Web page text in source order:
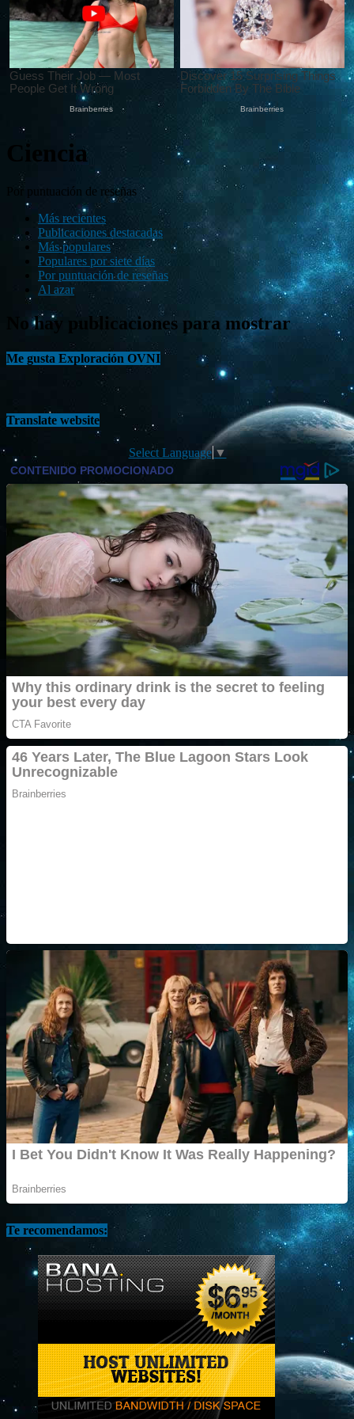
Ciencia
Por puntuación de reseñas
Más recientes
Publicaciones destacadas
Más populares
Populares por siete días
Por puntuación de reseñas
Al azar
No hay publicaciones para mostrar
Me gusta Exploración OVNI
Translate website
Select Language ▼
Te recomendamos: